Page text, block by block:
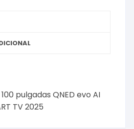
pulgadas QNED evo AI
TV 2025